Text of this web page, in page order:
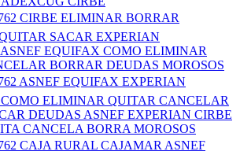
CIRBE ELIMINAR BORRAR
SACAR EXPERIAN
EQUIFAX COMO ELIMINAR
BORRAR DEUDAS MOROSOS
ASNEF EQUIFAX EXPERIAN
ELIMINAR QUITAR CANCELAR
DEUDAS ASNEF EXPERIAN CIRBE
CANCELA BORRA MOROSOS
CAJA RURAL CAJAMAR ASNEF